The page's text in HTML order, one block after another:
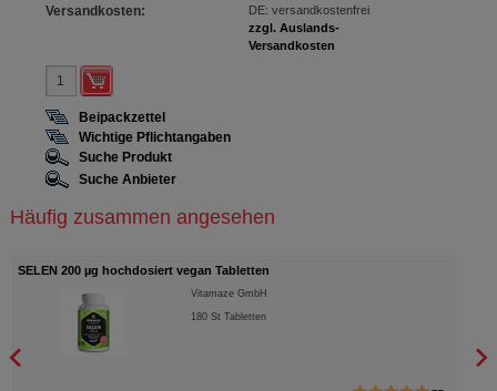
Versandkosten:
DE: versandkostenfrei
zzgl. Auslands-
Versandkosten
Beipackzettel
Wichtige Pflichtangaben
Suche Produkt
Suche Anbieter
Häufig zusammen angesehen
SELEN 200 µg hochdosiert vegan Tabletten
Vitamaze GmbH
180St Tabletten